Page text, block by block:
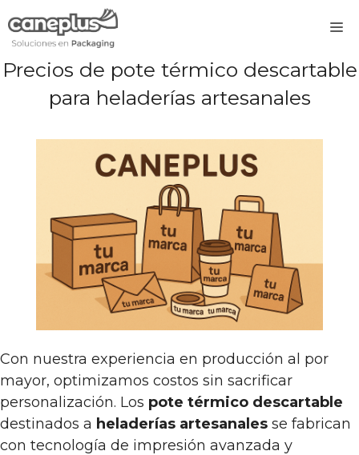
al
Precios de pote térmico descartable
para heladerías artesanales
Con nuestra experiencia en producción al por
mayor, optimizamos costos sin sacrificar
personalización. Los pote térmico descartable
destinados a heladerías artesanales se fabrican
con tecnología de impresión avanzada y